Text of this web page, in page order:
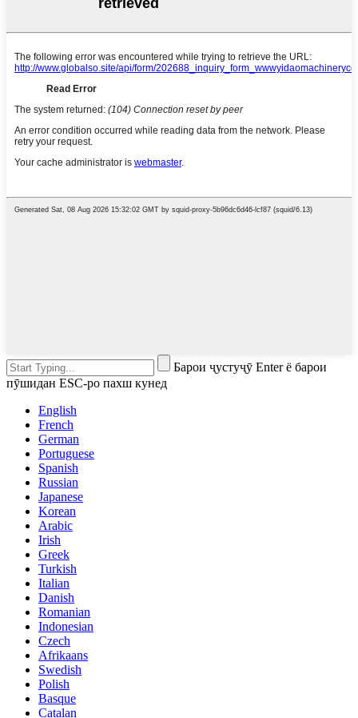
Барои ҷустуҷӯ Enter ё барои
пӯшидан ESC-ро пахш кунед
English
French
German
Portuguese
Spanish
Russian
Japanese
Korean
Arabic
Irish
Greek
Turkish
Italian
Danish
Romanian
Indonesian
Czech
Afrikaans
Swedish
Polish
Basque
Catalan